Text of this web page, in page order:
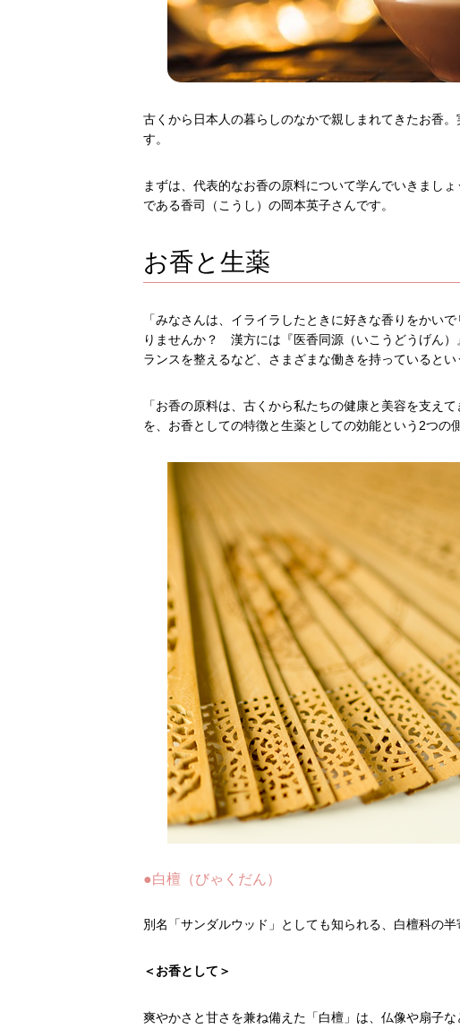
古くから日本人の暮らしのなかで親しまれてきたお香
す。
まずは、代表的なお香の原料について学んでいきまし
である香司（こうし）の岡本英子さんです。
お香と生薬
「みなさんは、イライラしたときに好きな香りをかい
りませんか？ 漢方には『医香同源（いこうどうげん
ランスを整えるなど、さまざまな働きを持っているとい
「お香の原料は、古くから私たちの健康と美容を支え
を、お香としての特徴と生薬としての効能という2つの
●白檀（びゃくだん）
別名「サンダルウッド」としても知られる、白檀科の
＜お香として＞
爽やかさと甘さを兼ね備えた「白檀」は、仏像や扇子